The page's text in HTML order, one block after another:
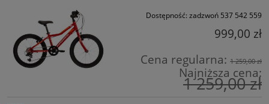
Dostępność: zadzwoń 537 542 559
999,00 zł
Cena regularna: 1 259,00 zł
Najniższa cena:
1 259,00 zł